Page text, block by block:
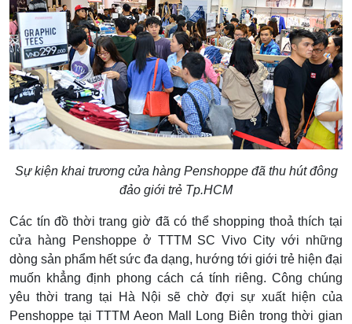
Sự kiện khai trương cửa hàng Penshoppe đã thu hút đông
đảo giới trẻ Tp.HCM
Các tín đồ thời trang giờ đã có thể shopping thoả thích tại
cửa hàng Penshoppe ở TTTM SC Vivo City với những
dòng sản phẩm hết sức đa dạng, hướng tới giới trẻ hiện đại
muốn khẳng định phong cách cá tính riêng. Công chúng
yêu thời trang tại Hà Nội sẽ chờ đợi sự xuất hiện của
Penshoppe tại TTTM Aeon Mall Long Biên trong thời gian